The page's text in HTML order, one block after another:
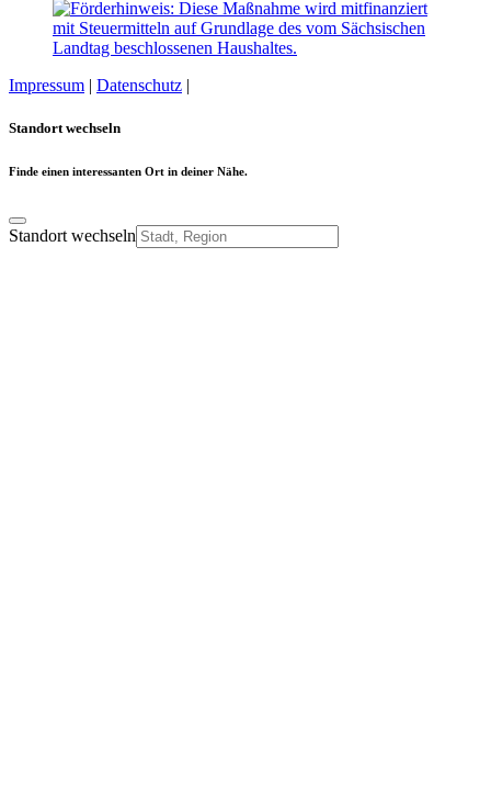
Impressum | Datenschutz |
Standort wechseln
Finde einen interessanten Ort in deiner Nähe.
Standort wechseln